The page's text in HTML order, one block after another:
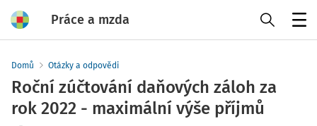
Práce a mzda
Domů Otázky a odpovědi
Roční zúčtování daňových záloh za
rok 2022 - maximální výše příjmů